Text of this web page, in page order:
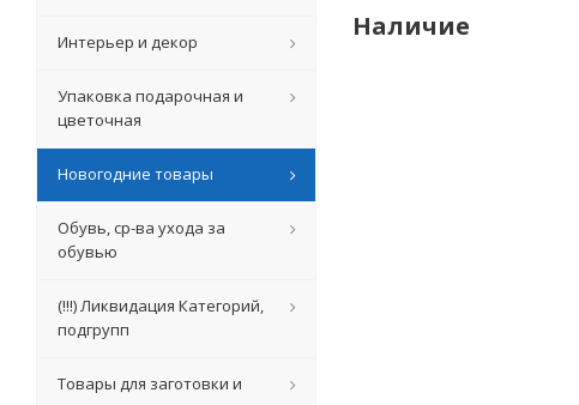
Наличие
Интерьер и декор
Упаковка подарочная и
цветочная
Новогодние товары
Обувь, ср-ва ухода за
обувью
(!!!) Ликвидация Категорий,
подгрупп
Товары для заготовки и